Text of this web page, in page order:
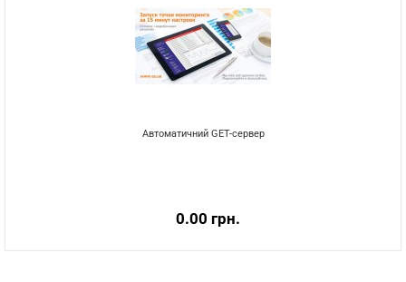
Автоматичний GET-сервер
0.00 грн.